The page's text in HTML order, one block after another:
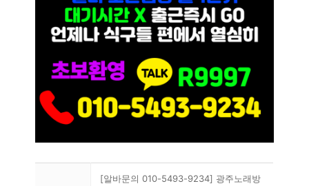
[알바문의 010-5493-9234] 광주노래방